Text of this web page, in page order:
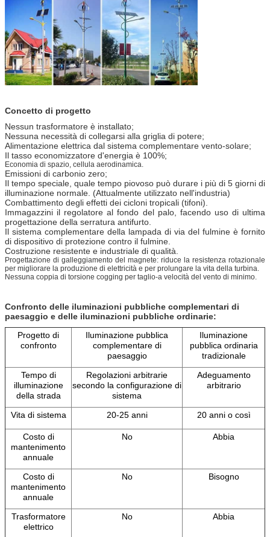
Concetto di progetto
Nessun trasformatore è installato;
Nessuna necessità di collegarsi alla griglia di potere;
Alimentazione elettrica dal sistema complementare vento-solare;
Il tasso economizzatore d'energia è 100%;
Economia di spazio, cellula aerodinamica.
Emissioni di carbonio zero;
Il tempo speciale, quale tempo piovoso può durare i più di 5 giorni di
illuminazione normale. (Attualmente utilizzato nell'industria)
Combattimento degli effetti dei cicloni tropicali (tifoni).
Immagazzini il regolatore al fondo del palo, facendo uso di ultima
progettazione della serratura antifurto.
Il sistema complementare della lampada di via del fulmine è fornito
di dispositivo di protezione contro il fulmine.
Costruzione resistente e industriale di qualità.
Progettazione di galleggiamento del magnete: riduce la resistenza rotazionale
per migliorare la produzione di elettricità e per prolungare la vita della turbina.
Nessuna coppia di torsione cogging per taglio-a velocità del vento di minimo.
Confronto delle iluminazioni pubbliche complementari di
paesaggio e delle iluminazioni pubbliche ordinarie:
Progetto di
confronto
Iluminazione pubblica
complementare di
paesaggio
Iluminazione
pubblica ordinaria
tradizionale
Tempo di
illuminazione
della strada
Regolazioni arbitrarie
secondo la configurazione di
sistema
Adeguamento
arbitrario
Vita di sistema 20-25 anni 20 anni o così
Costo di
mantenimento
annuale
No Abbia
Costo di
mantenimento
annuale
No Bisogno
Trasformatore
elettrico
No Abbia